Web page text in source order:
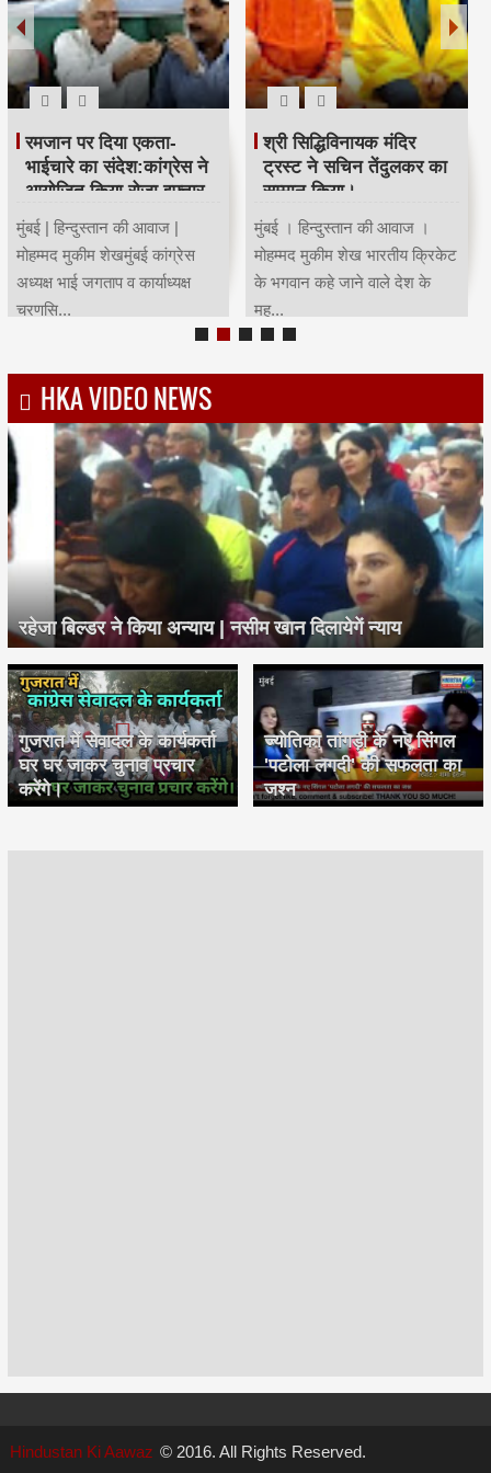
रमजान पर दिया एकता-
भाईचारे का संदेश:कांग्रेस ने
आयोजित किया रोजा इफ्तार
मुंबई | हिन्दुस्तान की आवाज |
मोहम्मद मुकीम शेखमुंबई कांग्रेस
अध्यक्ष भाई जगताप व कार्याध्यक्ष
चरणसि...
श्री सिद्धिविनायक मंदिर
ट्रस्ट ने सचिन तेंदुलकर का
सम्मान किया।
मुंबई । हिन्दुस्तान की आवाज ।
मोहम्मद मुकीम शेख भारतीय क्रिकेट
के भगवान कहे जाने वाले देश के
मह...
HKA VIDEO NEWS
रहेजा बिल्डर ने किया अन्याय | नसीम खान दिलायेगें न्याय
गुजरात में सेवादल के कार्यकर्ता
घर घर जाकर चुनाव प्रचार
करेंगे।
ज्योतिका तांगड़ी के नए सिंगल
'पटोला लगदी' की सफलता का
जश्न
Hindustan Ki Aawaz © 2016. All Rights Reserved.